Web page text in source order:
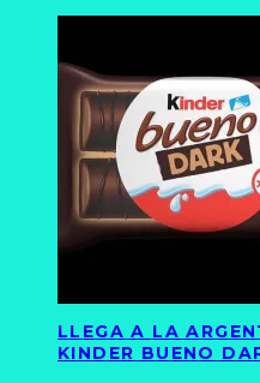
LLEGA A LA
KINDER BUENO